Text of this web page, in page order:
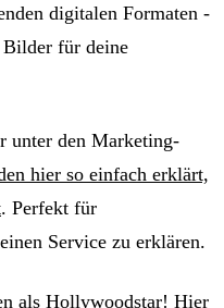
digitalen Formaten -
Bilder für deine
unter den Marketing-
hier so einfach erklärt,
. Perfekt für
Service zu erklären.
als Hollywoodstar! Hier